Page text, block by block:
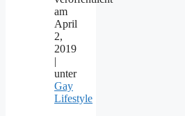
am
April
2,
2019
|
unter
Gay
Lifestyle